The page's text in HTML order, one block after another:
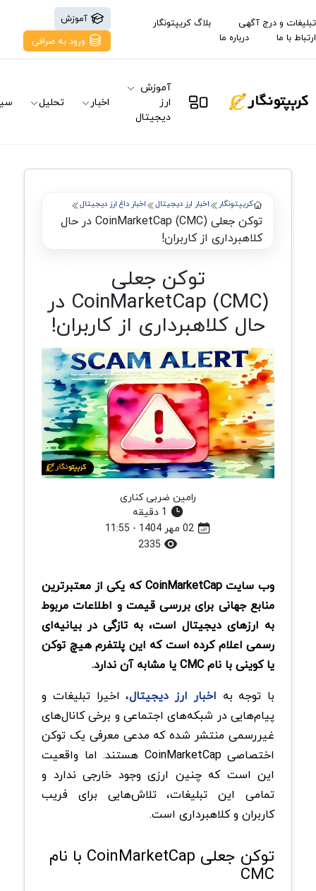
تبلیغات و درج آگهی
بلاگ کریپتونگار
ارتباط با ما
درباره ما
آموزش
ورود به صرافی
آموزش
ارز
دیجیتال
اخبار تحلیل
کریپتونگار اخبار ارز دیجیتال اخبار داغ ارز دیجیتال
توکن جعلی CoinMarketCap (CMC) در حال
کلاهبرداری از کاربران!
توکن جعلی
CoinMarketCap (CMC) در
حال کلاهبرداری از کاربران!
رامین ضربی کناری
وب‌ سایت CoinMarketCap که یکی از معتبرترین
منابع جهانی برای بررسی قیمت و اطلاعات مربوط
به ارزهای دیجیتال است، به‌ تازگی در بیانیه‌ای
رسمی اعلام کرده است که این پلتفرم هیچ توکن
یا کوینی با نام CMC یا مشابه آن ندارد.
با توجه به اخبار ارز دیجیتال، اخیرا تبلیغات و
پیام‌هایی در شبکه‌های اجتماعی و برخی کانال‌های
غیررسمی منتشر شده که مدعی معرفی یک توکن
اختصاصی CoinMarketCap هستند. اما واقعیت
این است که چنین ارزی وجود خارجی ندارد و
تمامی این تبلیغات، تلاش‌هایی برای فریب
کاربران و کلاهبرداری است.
توکن جعلی CoinMarketCap با نام
CMC